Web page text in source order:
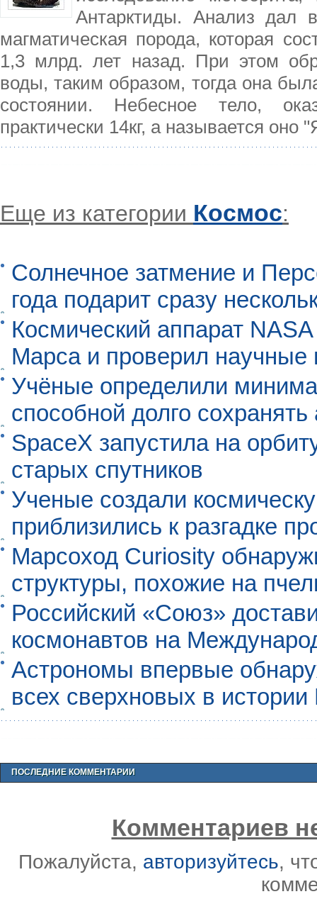
Антарктиды. Анализ дал
магматическая порода, которая
1,3 млрд. лет назад. При этом
воды, таким образом, тогда она
состоянии. Небесное тело,
практически 14кг, а называется оно
Еще из категории Космос:
Солнечное затмение и
года подарит сразу
Космический аппарат
Марса и проверил научные
Учёные определили
способной долго
SpaceX запустила на
старых спутников
Ученые создали
приблизились к разгадке
Марсоход Curiosity
структуры, похожие на
Российский «Союз»
космонавтов на
Астрономы впервые
всех сверхновых в
ПОСЛЕДНИЕ КОММЕНТАРИИ
Комментариев
Пожалуйста, авторизуйтесь,